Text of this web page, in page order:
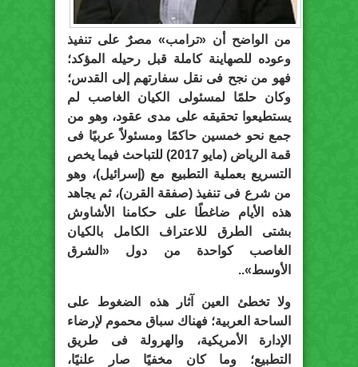
من الواضح أن «ترامب» مصرٌ على تنفيذ
وعوده للصهاينة كاملة قبل رحيله المؤكد؛
فهو من نجح فى نقل سفارتهم إلى القدس؛
وكان حلمًا لمسئولى الكيان الغاصب لم
يستطيعوا تحقيقه على مدى عقود، وهو من
جمع نحو خمسين حاكمًا ومسئولاً عربيًا فى
قمة الرياض (مايو 2017) للتباحث فيما يخص
التسريع بعملية التطبيع مع (إسرائيل)، وهو
من شرع فى تنفيذ (صفقة القرن)، ثم يجاهد
هذه الأيام ضاغطًا على حكامنا الأشاوش
بشتى الطرق للاعتراف الكامل بالكيان
الغاصب كواحدة من دول «الشرق
الأوسط»..
ولا تخطئ العين آثار هذه الضغوط على
الساحة العربية؛ فهناك سباق محموم لإرضاء
الإدارة الأمريكية، والهرولة فى طريق
التطبيع؛ وما كان مخفيًا صار علنيًا،